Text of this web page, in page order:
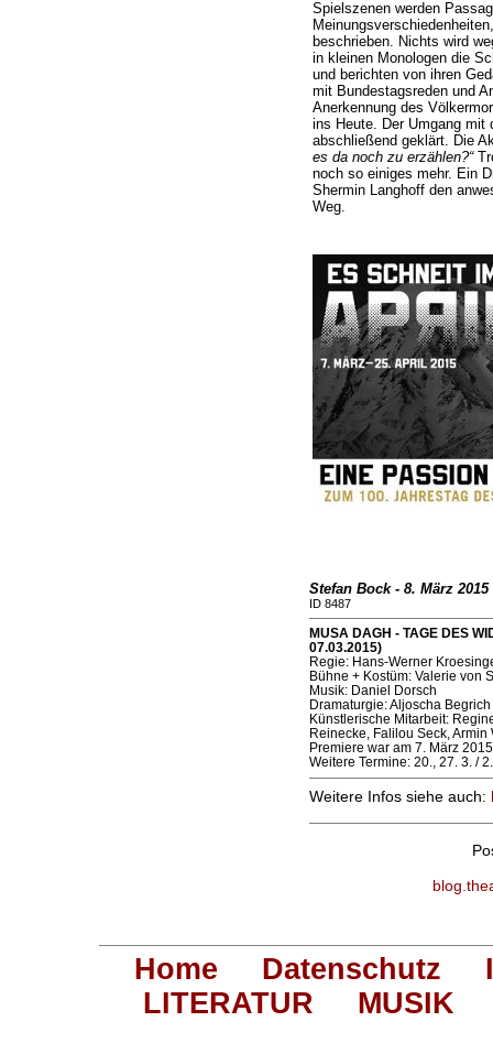
Spielszenen werden
beschrieben. Nichts wird
in kleinen Monologen die
und berichten von ihren
mit Bundestagsreden und
Anerkennung des
ins Heute. Der Umgang mit
abschließend geklärt. Die
es da noch zu erzählen?“
noch so einiges mehr. Ein
Shermin Langhoff den
Weg.
Stefan Bock - 8. März 2015
ID 8487
MUSA DAGH - TAGE DES
07.03.2015)
Regie: Hans-Werner
Bühne + Kostüm: Valerie von
Musik: Daniel Dorsch
Dramaturgie: Aljoscha Begrich
Künstlerische Mitarbeit:
Reinecke, Falilou Seck,
Premiere war am 7. März 2015
Weitere Termine: 20., 27. 3. /
Weitere Infos siehe auch:
Home Datenschutz
LITERATUR
MUSIK